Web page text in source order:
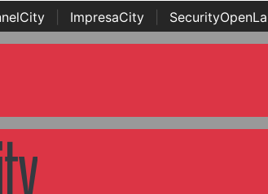
ImpresaCity